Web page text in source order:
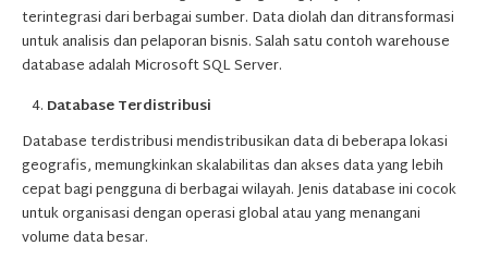
terintegrasi dari berbagai sumber. Data diolah dan ditransformasi
untuk analisis dan pelaporan bisnis. Salah satu contoh warehouse
database adalah Microsoft SQL Server.
Database Terdistribusi
Database terdistribusi mendistribusikan data di beberapa lokasi
geografis, memungkinkan skalabilitas dan akses data yang lebih
cepat bagi pengguna di berbagai wilayah. Jenis database ini cocok
untuk organisasi dengan operasi global atau yang menangani
volume data besar.